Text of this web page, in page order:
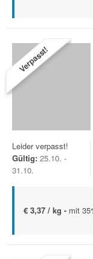
Verpasst!
Leider verpasst!
Gültig: 25.10. -
31.10.
€ 3,37 / kg - mit